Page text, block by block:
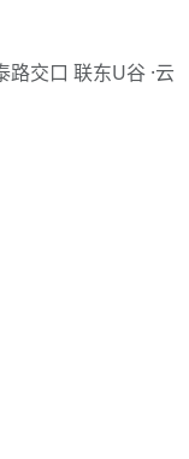
交口 联东U谷 ·云